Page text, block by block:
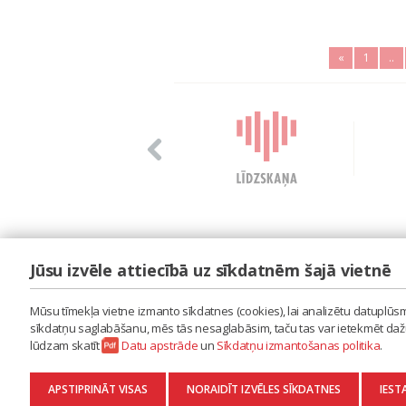
« 1 ..
LAIPA
ES RADU MŪZIKU
AKTUALITĀTES
KONTAKTI
SĪKDATŅU IZMANTOŠANAS POLITIKA
DATU APSTRĀDE
Jūsu izvēle attiecībā uz sīkdatnēm šajā vietnē
Mūsu tīmekļa vietne izmanto sīkdatnes (cookies), lai analizētu
sīkdatņu saglabāšanu, mēs tās nesaglabāsim, taču tas var ietekmēt
lūdzam skatīt
Datu apstrādeun Sīkdatņu izmantošanas politika.
APSTIPRINĀT VISAS NORAIDĪT IZVĒLES SĪKDATNES